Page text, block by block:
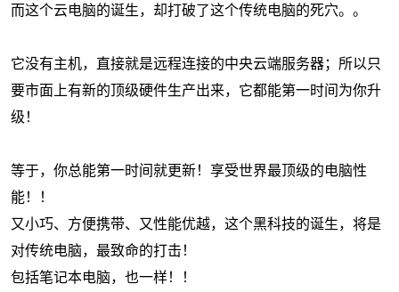
而这个云电脑的诞生，却打破了这个传统电脑的死穴。。
它没有主机，直接就是远程连接的中央云端服务器；所以只
要市面上有新的顶级硬件生产出来，它都能第一时间为你升
级！
等于，你总能第一时间就更新！享受世界最顶级的电脑性
能！！
又小巧、方便携带、又性能优越，这个黑科技的诞生，将是
对传统电脑，最致命的打击！
包括笔记本电脑，也一样！！